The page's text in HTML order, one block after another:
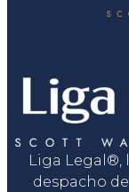
Liga Legal®,
despacho